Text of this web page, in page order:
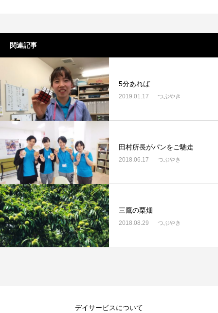
関連記事
5分あれば
2019.01.17 つぶやき
田村所長がパンをご馳走
2018.06.17 つぶやき
三鷹の栗畑
2018.08.29 つぶやき
デイサービスについて